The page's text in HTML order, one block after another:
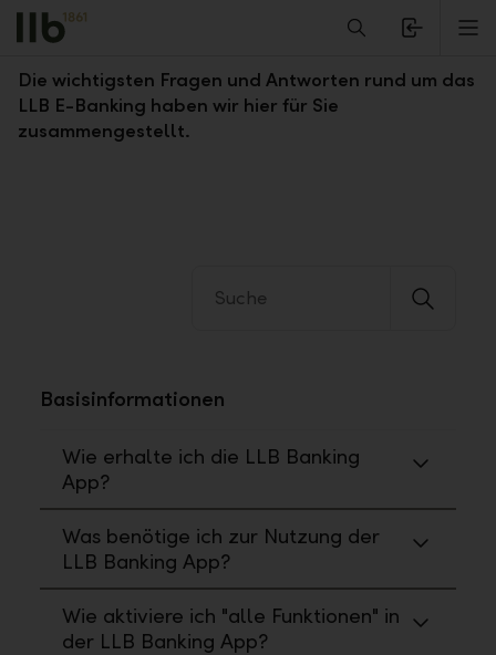
Alerts.Headline
Fragen und Antworten zum LLB E-Banking
Die wichtigsten Fragen und Antworten rund um das
LLB E-Banking haben wir hier für Sie
zusammengestellt.
Basisinformationen
Wie erhalte ich die LLB Banking
App?
Was benötige ich zur Nutzung der
LLB Banking App?
Wie aktiviere ich "alle Funktionen" in
der LLB Banking App?